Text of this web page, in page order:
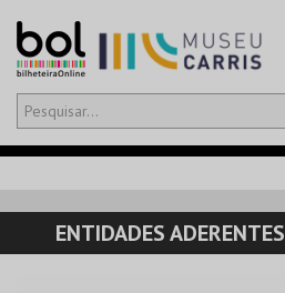
Olá,iniciar sessão
CARRINHO
EVENTOS
ENTIDADES ADERENTES